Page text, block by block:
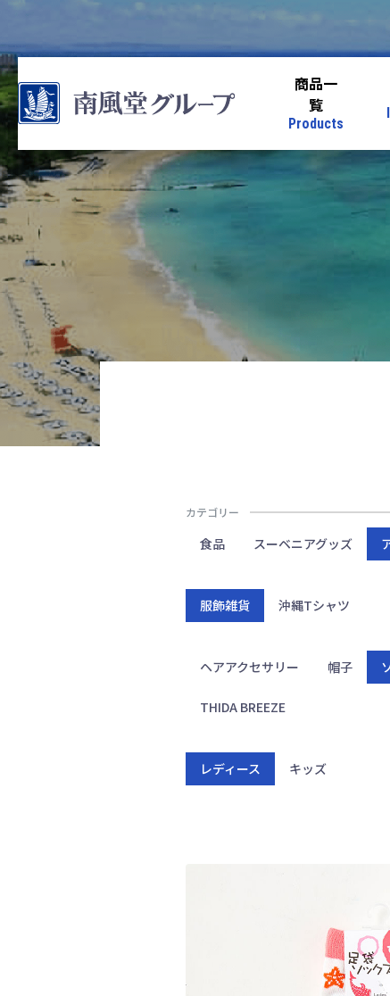
商品一
覧
Products
カテゴリー
食品 スーベニアグッズ
服飾雑貨 沖縄Tシャツ
ヘアアクセサリー 帽子
THIDA BREEZE
レディース キッズ